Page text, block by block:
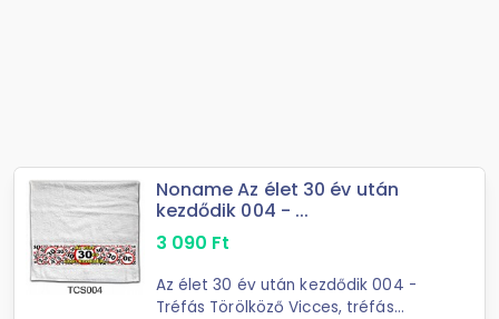
Noname Az élet 30 év után
kezdődik 004 - ...
3 090 Ft
Az élet 30 év után kezdődik 004 -
Tréfás Törölköző Vicces, tréfás